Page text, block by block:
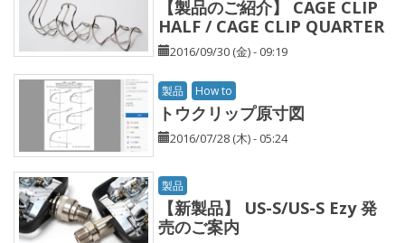
【製品のご紹介】 CAGE CLIP
HALF / CAGE CLIP QUARTER
2016/09/30 (金) - 09:19
製品 How to
トウクリップ原寸図
2016/07/28 (木) - 05:24
製品
【新製品】 US-S/US-S Ezy 発
売のご案内